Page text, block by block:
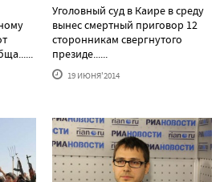
Уголовный суд в Каире в среду
вынес смертный приговор 12
сторонникам свергнутого
президе......
19 ИЮНЯ'2014